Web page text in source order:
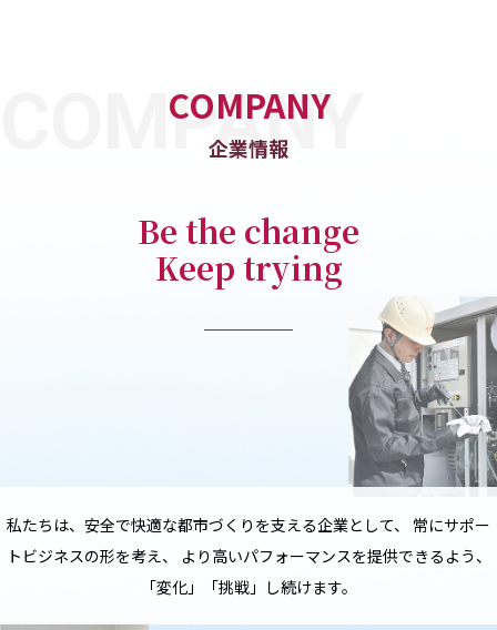
COMPANY
企業情報
Be the change
Keep trying
私たちは、安全で快適な都市づくりを支える企業として、
常にサポー
トビジネスの形を考え、
より高いパフォーマンスを提供できるよう、
「変化」「挑戦」し続けます。